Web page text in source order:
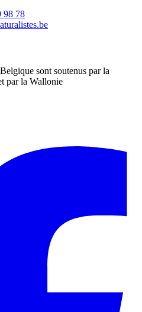
23+
sont soutenus par la
par la Wallonie